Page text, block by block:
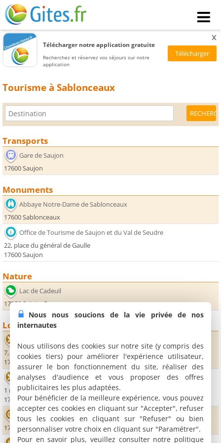
Télécharger notre application gratuite
Recherchez et réservez vos séjours sur notre
application
x
Tourisme à Sablonceaux
Transports
Gare de Saujon
17600 Saujon
Monuments
Abbaye Notre-Dame de Sablonceaux
17600 Sablonceaux
Office de Tourisme de Saujon et du Val de Seudre
22, place du général de Gaulle
17600 Saujon
Nature
Lac de Cadeuil
17250 Sainte-Gemme
Loisirs
7, rue de l'église
17120 Meursac
Les Acacias
1 rue du Grand Pré
17600 Corme Royal
Gare Le Train des Mouettes
17600 Saujon
Nous nous soucions de la vie privée de nos
internautes
Nous utilisons des cookies sur notre site (y compris des
cookies tiers) pour améliorer l'expérience utilisateur,
assurer le bon fonctionnement du site, réaliser des
analyses d'audience et vous proposer des offres
publicitaires les plus adaptées.
Pour bénéficier de la meilleure expérience, vous pouvez
accepter ces cookies en cliquant sur "Accepter", refuser
tous les cookies en cliquant sur "Refuser" ou bien
personnaliser votre choix en cliquant sur "Paramétrer".
Pour en savoir plus, veuillez consulter notre politique